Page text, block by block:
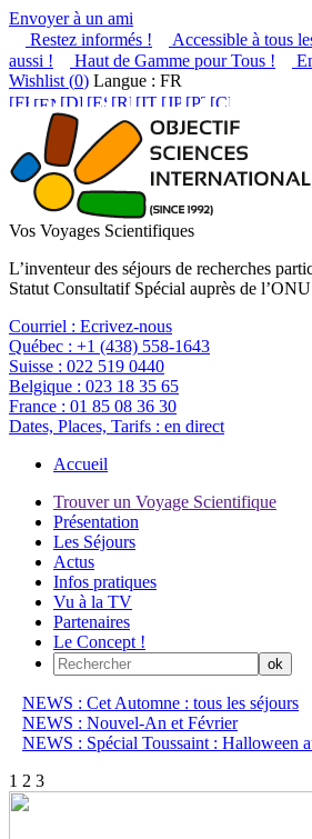
Envoyer à un ami
Restez informés !
Accessible à tous
aussi !
Haut de Gamme pour Tous !
Wishlist (0) Langue : FR
Vos Voyages Scientifiques
L’inventeur des séjours de recherches
Statut Consultatif Spécial auprès de
Courriel : Ecrivez-nous
Québec : +1 (438) 558-1643
Suisse : 022 519 0440
Belgique : 023 18 35 65
France : 01 85 08 36 30
Dates, Places, Tarifs : en direct
Accueil
Trouver un Voyage Scientifique
Présentation
Les Séjours
Actus
Infos pratiques
Vu à la TV
Partenaires
Le Concept !
NEWS : Cet Automne : tous les séjours
NEWS : Nouvel-An et Février
NEWS : Spécial Toussaint : Halloween
1 2 3